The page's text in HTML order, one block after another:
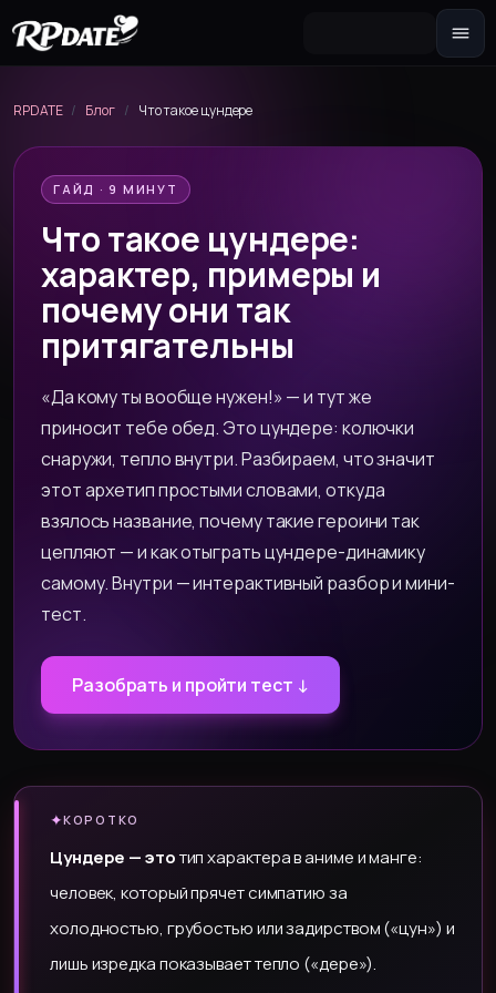
Собери внешность и сгенерируй
Сюжетная завязка для роли
Секстинг-чат
Переписка 18+ и фото по запросу
Новеллу
Интерактивная история с выбором
RPDATE / Блог / Что такое цундере
ГАЙД · 9 МИНУТ
Что такое цундере:
характер, примеры и
почему они так
притягательны
«Да кому ты вообще нужен!» — и тут же
приносит тебе обед. Это цундере: колючки
снаружи, тепло внутри. Разбираем, что значит
этот архетип простыми словами, откуда
взялось название, почему такие героини так
цепляют — и как отыграть цундере-динамику
самому. Внутри — интерактивный разбор и мини-
тест.
Разобрать и пройти тест ↓
✦КОРОТКО
Цундере — этотип характера в аниме и манге:
человек, который прячет симпатию за
холодностью, грубостью или задирством («цун») и
лишь изредка показывает тепло («дере»).